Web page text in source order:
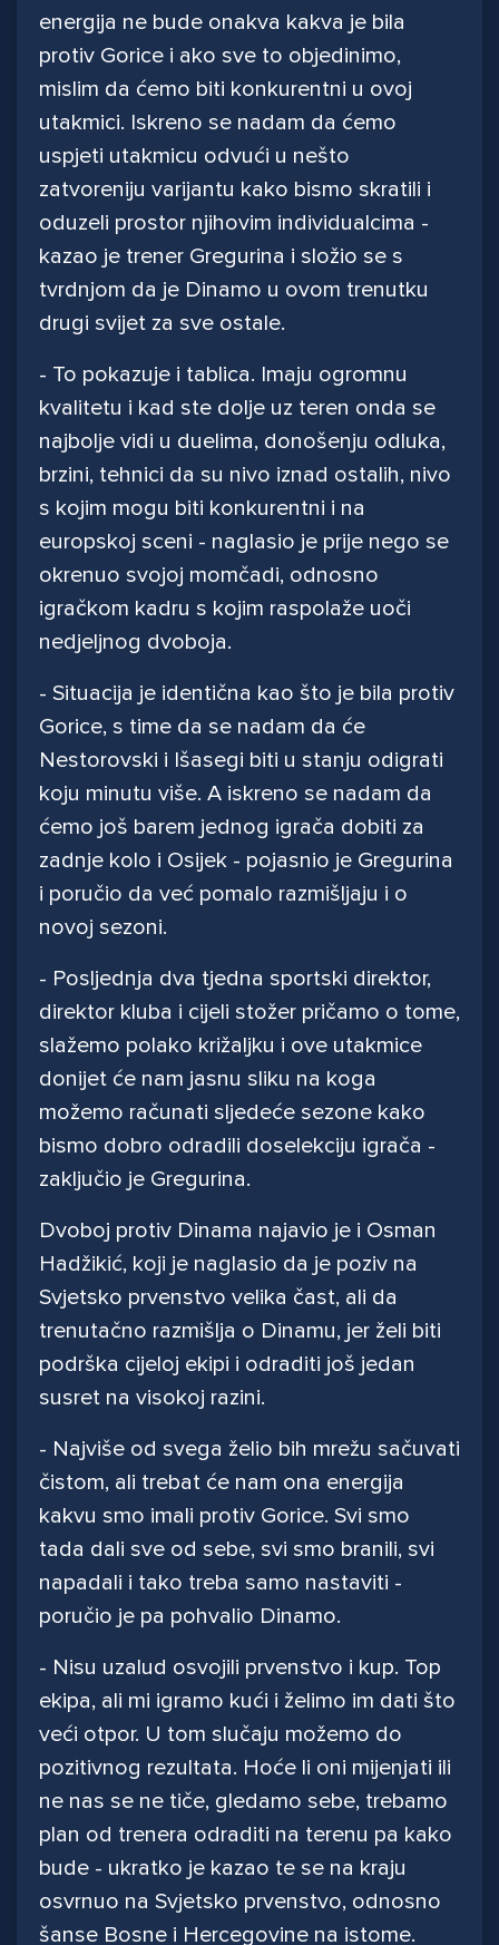
energija ne bude onakva kakva je bila
protiv Gorice i ako sve to objedinimo,
mislim da ćemo biti konkurentni u ovoj
utakmici. Iskreno se nadam da ćemo
uspjeti utakmicu odvući u nešto
zatvoreniju varijantu kako bismo skratili i
oduzeli prostor njihovim individualcima -
kazao je trener Gregurina i složio se s
tvrdnjom da je Dinamo u ovom trenutku
drugi svijet za sve ostale.
- To pokazuje i tablica. Imaju ogromnu
kvalitetu i kad ste dolje uz teren onda se
najbolje vidi u duelima, donošenju odluka,
brzini, tehnici da su nivo iznad ostalih, nivo
s kojim mogu biti konkurentni i na
europskoj sceni - naglasio je prije nego se
okrenuo svojoj momčadi, odnosno
igračkom kadru s kojim raspolaže uoči
nedjeljnog dvoboja.
- Situacija je identična kao što je bila protiv
Gorice, s time da se nadam da će
Nestorovski i Išasegi biti u stanju odigrati
koju minutu više. A iskreno se nadam da
ćemo još barem jednog igrača dobiti za
zadnje kolo i Osijek - pojasnio je Gregurina
i poručio da već pomalo razmišljaju i o
novoj sezoni.
- Posljednja dva tjedna sportski direktor,
direktor kluba i cijeli stožer pričamo o tome,
slažemo polako križaljku i ove utakmice
donijet će nam jasnu sliku na koga
možemo računati sljedeće sezone kako
bismo dobro odradili doselekciju igrača -
zaključio je Gregurina.
Dvoboj protiv Dinama najavio je i Osman
Hadžikić, koji je naglasio da je poziv na
Svjetsko prvenstvo velika čast, ali da
trenutačno razmišlja o Dinamu, jer želi biti
podrška cijeloj ekipi i odraditi još jedan
susret na visokoj razini.
- Najviše od svega želio bih mrežu sačuvati
čistom, ali trebat će nam ona energija
kakvu smo imali protiv Gorice. Svi smo
tada dali sve od sebe, svi smo branili, svi
napadali i tako treba samo nastaviti -
poručio je pa pohvalio Dinamo.
- Nisu uzalud osvojili prvenstvo i kup. Top
ekipa, ali mi igramo kući i želimo im dati što
veći otpor. U tom slučaju možemo do
pozitivnog rezultata. Hoće li oni mijenjati ili
ne nas se ne tiče, gledamo sebe, trebamo
plan od trenera odraditi na terenu pa kako
bude - ukratko je kazao te se na kraju
osvrnuo na Svjetsko prvenstvo, odnosno
šanse Bosne i Hercegovine na istome.